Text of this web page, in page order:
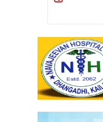
अन्तराष्ट्रिय
अन्तर्वार्ता
खेलकुद